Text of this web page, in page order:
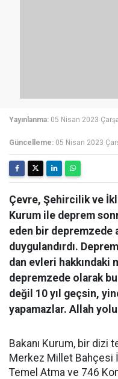
Yayınlanma: 05 Nisan 2023
Güncelleme: 05 Nisan 2023
Çevre, Şehircilik ve
Kurum ile deprem
eden bir depremzede
duygulandırdı.
dan evleri hakkındaki
depremzede olarak
değil 10 yıl geçsin,
yapamazlar. Allah
Bakanı Kurum, bir dizi
Merkez Millet Bahçesi
Temel Atma ve 746